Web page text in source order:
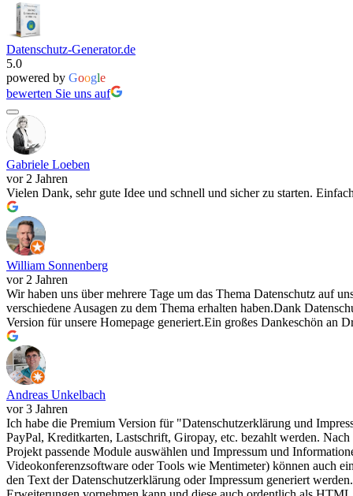
Datenschutz-Generator.de
5.0
powered by Google
bewerten Sie uns auf
Gabriele Loeben
vor 2 Jahren
Vielen Dank, sehr gute Idee und schnell und sicher zu starten.
William Sonnenberg
vor 2 Jahren
Wir haben uns über mehrere Tage um das Thema Datenschutz auf
verschiedene Ausagen zu dem Thema erhalten haben.Dank
Version für unsere Homepage generiert.Ein großes Dankeschön an
Andreas Unkelbach
vor 3 Jahren
Ich habe die Premium Version für "Datenschutzerklärung und
PayPal, Kreditkarten, Lastschrift, Giropay, etc. bezahlt werden.
Projekt passende Module auswählen und Impressum und
Videokonferenzsoftware oder Tools wie Mentimeter) können auch
den Text der Datenschutzerklärung oder Impressum generiert